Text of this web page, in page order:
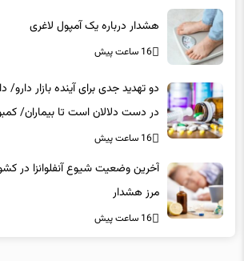
16 ساعت پیش
در دست دلالان است تا بیماران/
دارویی محسوس‌تر است؟
16 ساعت پیش
مرز هشدار
16 ساعت پیش